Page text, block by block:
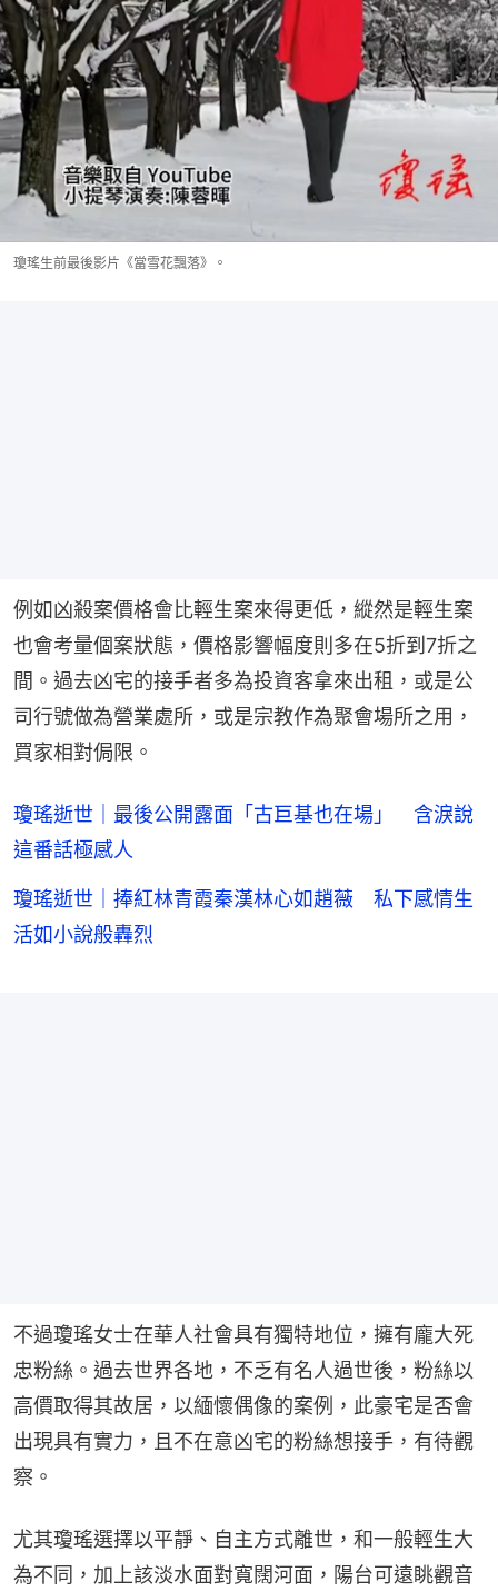
瓊瑤生前最後影片《當雪花飄落》。
例如凶殺案價格會比輕生案來得更低，縱然是輕生案
也會考量個案狀態，價格影響幅度則多在5折到7折之
間。過去凶宅的接手者多為投資客拿來出租，或是公
司行號做為營業處所，或是宗教作為聚會場所之用，
買家相對侷限。
瓊瑤逝世｜最後公開露面「古巨基也在場」 含淚說
這番話極感人
瓊瑤逝世｜捧紅林青霞秦漢林心如趙薇 私下感情生
活如小說般轟烈
不過瓊瑤女士在華人社會具有獨特地位，擁有龐大死
忠粉絲。過去世界各地，不乏有名人過世後，粉絲以
高價取得其故居，以緬懷偶像的案例，此豪宅是否會
出現具有實力，且不在意凶宅的粉絲想接手，有待觀
察。
尤其瓊瑤選擇以平靜、自主方式離世，和一般輕生大
為不同，加上該淡水面對寬闊河面，陽台可遠眺觀音